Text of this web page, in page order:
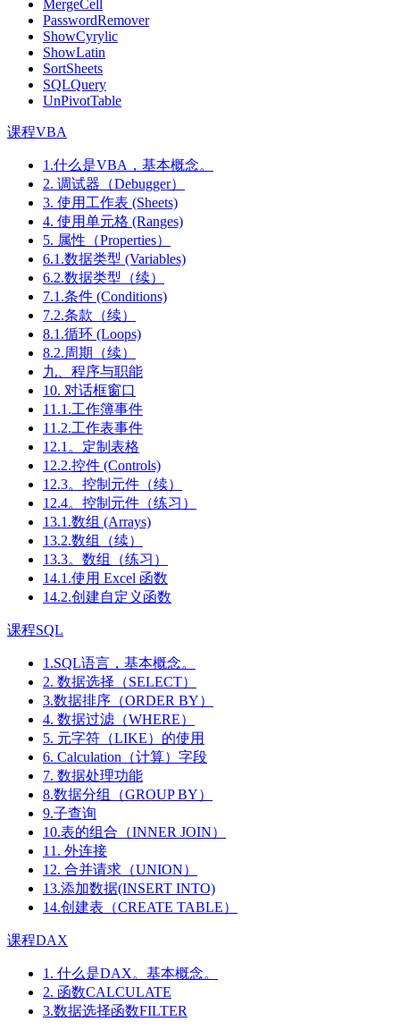
MergeCell
PasswordRemover
ShowCyrylic
ShowLatin
SortSheets
SQLQuery
UnPivotTable
课程VBA
1.什么是VBA，基本概念。
2. 调试器（Debugger）
3. 使用工作表 (Sheets)
4. 使用单元格 (Ranges)
5. 属性（Properties）
6.1.数据类型 (Variables)
6.2.数据类型（续）
7.1.条件 (Conditions)
7.2.条款（续）
8.1.循环 (Loops)
8.2.周期（续）
九、程序与职能
10. 对话框窗口
11.1.工作簿事件
11.2.工作表事件
12.1。定制表格
12.2.控件 (Controls)
12.3。控制元件（续）
12.4。控制元件（练习）
13.1.数组 (Arrays)
13.2.数组（续）
13.3。数组（练习）
14.1.使用 Excel 函数
14.2.创建自定义函数
课程SQL
1.SQL语言，基本概念。
2. 数据选择（SELECT）
3.数据排序（ORDER BY）
4. 数据过滤（WHERE）
5. 元字符（LIKE）的使用
6. Calculation（计算）字段
7. 数据处理功能
8.数据分组（GROUP BY）
9.子查询
10.表的组合（INNER JOIN）
11. 外连接
12. 合并请求（UNION）
13.添加数据(INSERT INTO)
14.创建表（CREATE TABLE）
课程DAX
1. 什么是DAX。基本概念。
2. 函数CALCULATE
3.数据选择函数FILTER